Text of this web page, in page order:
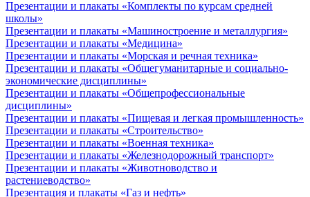
Презентации и плакаты «Комплекты по курсам средней
школы»
Презентации и плакаты «Машиностроение и металлургия»
Презентации и плакаты «Медицина»
Презентации и плакаты «Морская и речная техника»
Презентации и плакаты «Общегуманитарные и социально-
экономические дисциплины»
Презентации и плакаты «Общепрофессиональные
дисциплины»
Презентации и плакаты «Пищевая и легкая промышленность»
Презентации и плакаты «Строительство»
Презентации и плакаты «Военная техника»
Презентации и плакаты «Железнодорожный транспорт»
Презентации и плакаты «Животноводство и
растениеводство»
Презентация и плакаты «Газ и нефть»